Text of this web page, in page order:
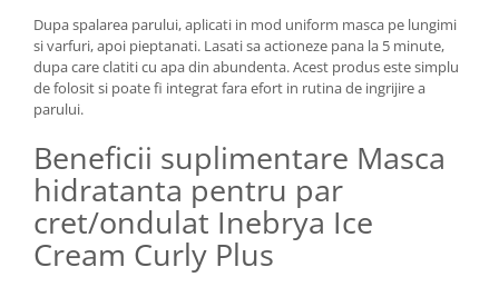
Dupa spalarea parului, aplicati in mod uniform masca pe lungimi
si varfuri, apoi pieptanati. Lasati sa actioneze pana la 5 minute,
dupa care clatiti cu apa din abundenta. Acest produs este simplu
de folosit si poate fi integrat fara efort in rutina de ingrijire a
parului.
Beneficii suplimentare Masca
hidratanta pentru par
cret/ondulat Inebrya Ice
Cream Curly Plus